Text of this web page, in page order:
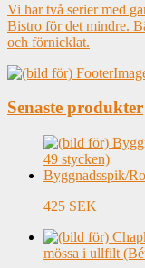
Vi har två serier med
Bistro för det mindre.
och förnicklat.
Senaste produkter
Byggnadsspik/
425 SEK
mössa i ullfilt